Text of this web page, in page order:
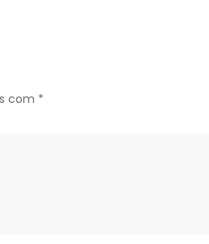
com *